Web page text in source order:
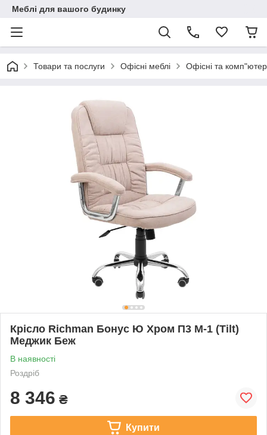
Меблі для вашого будинку
Товари та послуги Офісні меблі Офісні та
Крісло Richman Бонус Ю Хром П3 M-1 (Tilt)
Меджик Беж
В наявності
Роздріб
8 346 ₴
Купити